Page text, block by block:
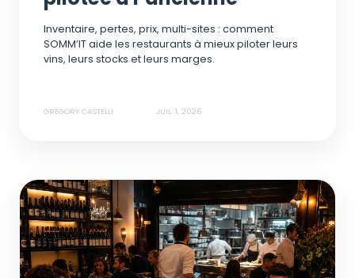
Inventaire, pertes, prix, multi-sites : comment
SOMM’IT aide les restaurants à mieux piloter leurs
vins, leurs stocks et leurs marges.
GRÉGORY CASTELLI JUIL. 1, 2026